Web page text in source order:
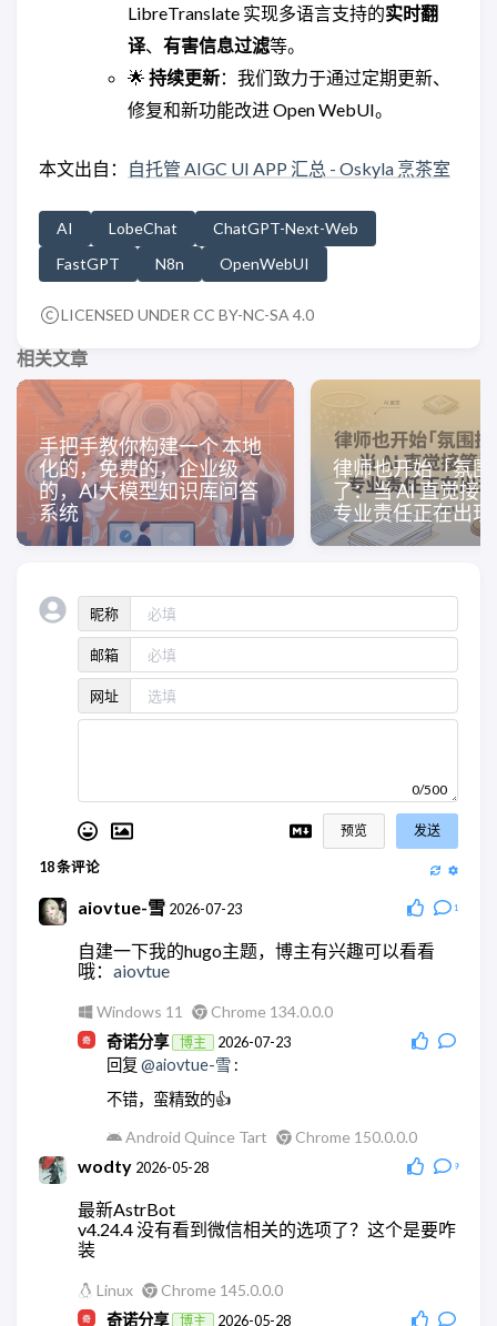
LibreTranslate 实现多语言支持的实时翻
译、 有害信息过滤等。
🌟 持续更新：我们致力于通过定期更新、
修复和新功能改进 Open WebUI。
本文出自： 自托管 AIGC UI APP 汇总 - Oskyla 烹茶室
AI LobeChat
ChatGPT-Next-Web
FastGPT
N8n OpenWebUI
LICENSED UNDER CC BY-NC-SA 4.0
相关文章
手把手教你构建一个 本地
化的，免费的，企业级
的，AI大模型知识库问答
系统
律师也开始「氛
了：当 AI 直觉接
专业责任正在出
昵称
邮箱
网址
0/500
预览 发送
18条评论
aiovtue-雪 2026-07-23 1
自建一下我的hugo主题，博主有兴趣可以看看
哦： aiovtue
Windows 11
Chrome 134.0.0.0
奇诺分享
博主 2026-07-23
回复 @aiovtue-雪 :
不错，蛮精致的👍
Android Quince Tart Chrome 150.0.0.0
wodty 2026-05-28 9
最新AstrBot
v4.24.4 没有看到微信相关的选项了？这个是要咋
装
Linux
Chrome 145.0.0.0
奇诺分享
博主 2026-05-28